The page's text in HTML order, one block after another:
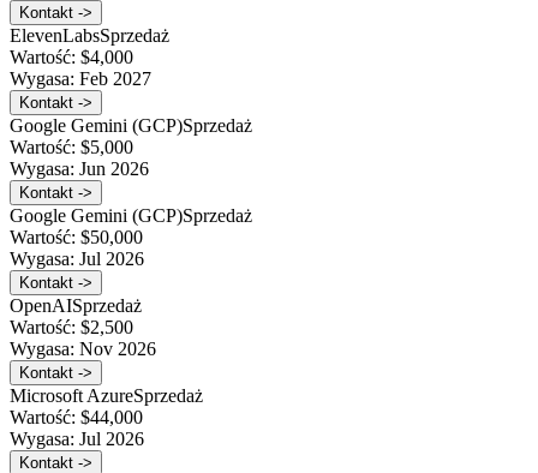
Kontakt ->
ElevenLabsSprzedaż
Wartość: $4,000
Wygasa: Feb 2027
Kontakt ->
Google Gemini (GCP)Sprzedaż
Wartość: $5,000
Wygasa: Jun 2026
Kontakt ->
Google Gemini (GCP)Sprzedaż
Wartość: $50,000
Wygasa: Jul 2026
Kontakt ->
OpenAISprzedaż
Wartość: $2,500
Wygasa: Nov 2026
Kontakt ->
Microsoft AzureSprzedaż
Wartość: $44,000
Wygasa: Jul 2026
Kontakt ->